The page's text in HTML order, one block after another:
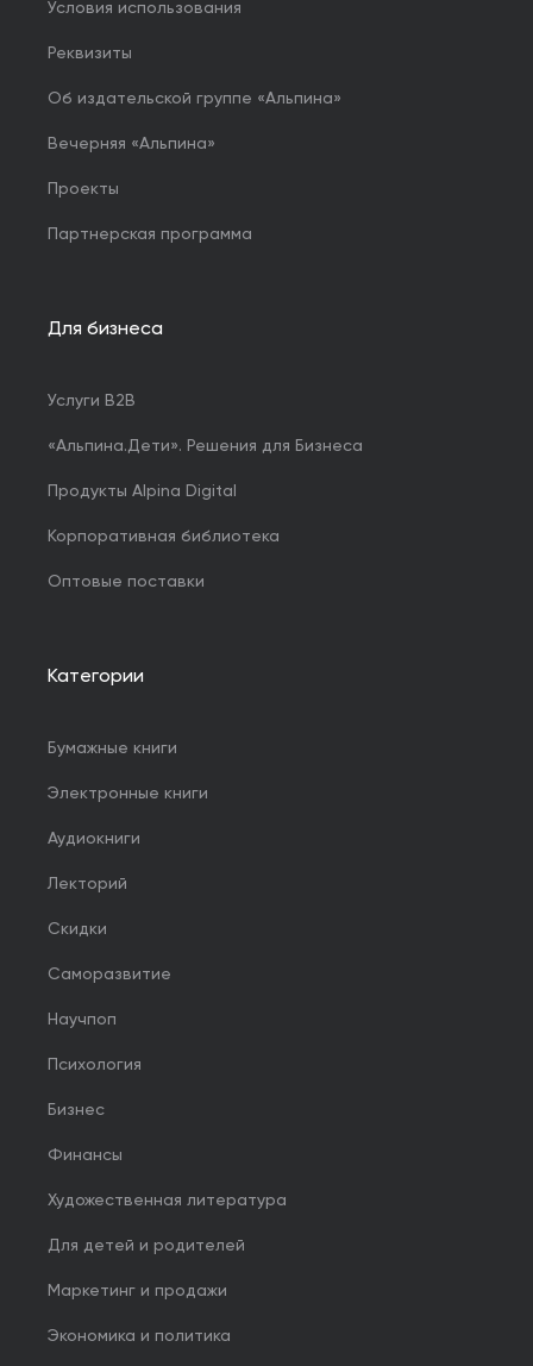
Условия использования
Реквизиты
Об издательской группе «Альпина»
Вечерняя «Альпина»
Проекты
Партнерская программа
Для бизнеса
Услуги B2B
«Альпина.Дети». Решения для Бизнеса
Продукты Alpina Digital
Корпоративная библиотека
Оптовые поставки
Категории
Бумажные книги
Электронные книги
Аудиокниги
Лекторий
Скидки
Саморазвитие
Научпоп
Психология
Бизнес
Финансы
Художественная литература
Для детей и родителей
Маркетинг и продажи
Экономика и политика